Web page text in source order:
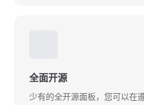
全面开源
少有的全开源面板，您可以在